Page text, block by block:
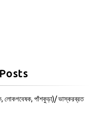
লোকগবেষক, পাঁশকুড়া)/ ভাস্করব্রত